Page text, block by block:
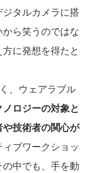
タルカメラに搭
ら笑うのではな
に発想を得たと
、ウェアラブル
ノロジーの対象と
技術者の関心が
ブワークショッ
中でも、手を動